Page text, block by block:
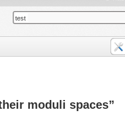
test
moduli spaces”